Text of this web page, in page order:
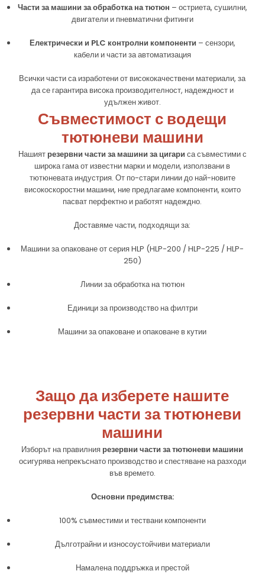
Части за машини за обработка на тютюн – остриета, сушилни,
двигатели и пневматични фитинги
Електрически и PLC контролни компоненти – сензори,
кабели и части за автоматизация
Всички части са изработени от висококачествени материали, за
да се гарантира висока производителност, надеждност и
удължен живот.
Съвместимост с водещи
тютюневи машини
Нашият резервни части за машини за цигари са съвместими с
широка гама от известни марки и модели, използвани в
тютюневата индустрия. От по-стари линии до най-новите
високоскоростни машини, ние предлагаме компоненти, които
пасват перфектно и работят надеждно.
Доставяме части, подходящи за:
Машини за опаковане от серия HLP (HLP-200 / HLP-225 / HLP-
250)
Линии за обработка на тютюн
Единици за производство на филтри
Машини за опаковане и опаковане в кутии
Защо да изберете нашите
резервни части за тютюневи
машини
Изборът на правилния резервни части за тютюневи машини
осигурява непрекъснато производство и спестяване на разходи
във времето.
Основни предимства:
100% съвместими и тествани компоненти
Дълготрайни и износоустойчиви материали
Намалена поддръжка и престой